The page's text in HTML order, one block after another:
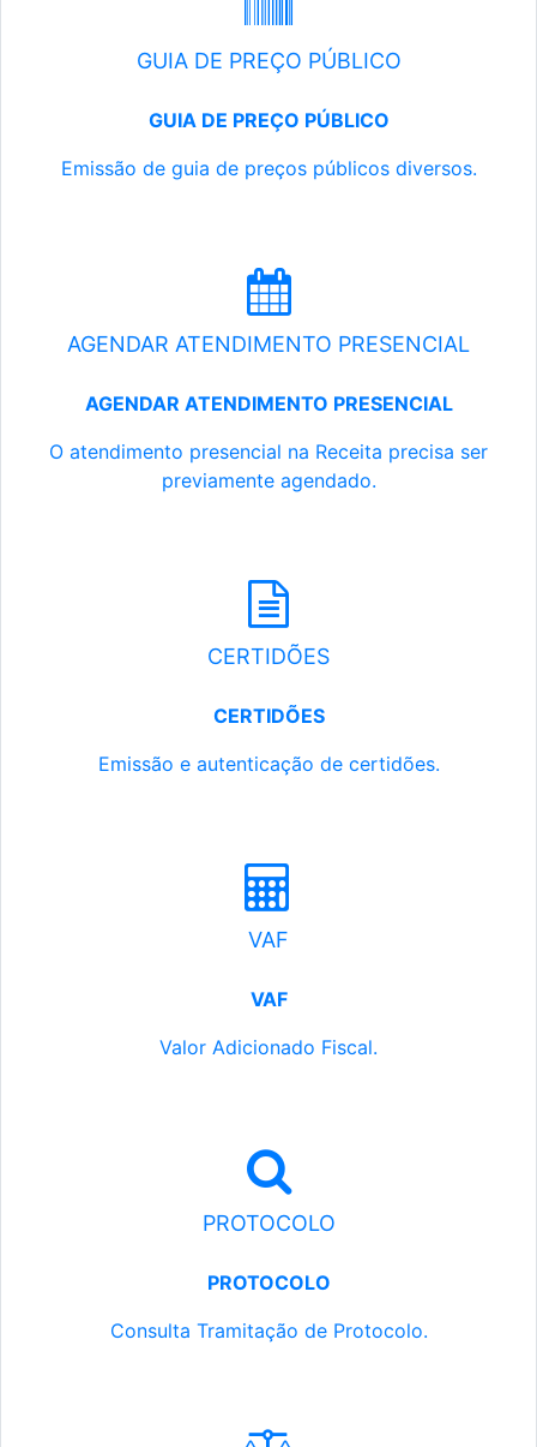
GUIA DE PREÇO PÚBLICO
GUIA DE PREÇO PÚBLICO
Emissão de guia de preços públicos diversos.
AGENDAR ATENDIMENTO PRESENCIAL
AGENDAR ATENDIMENTO PRESENCIAL
O atendimento presencial na Receita precisa ser
previamente agendado.
CERTIDÕES
CERTIDÕES
Emissão e autenticação de certidões.
VAF
VAF
Valor Adicionado Fiscal.
PROTOCOLO
PROTOCOLO
Consulta Tramitação de Protocolo.